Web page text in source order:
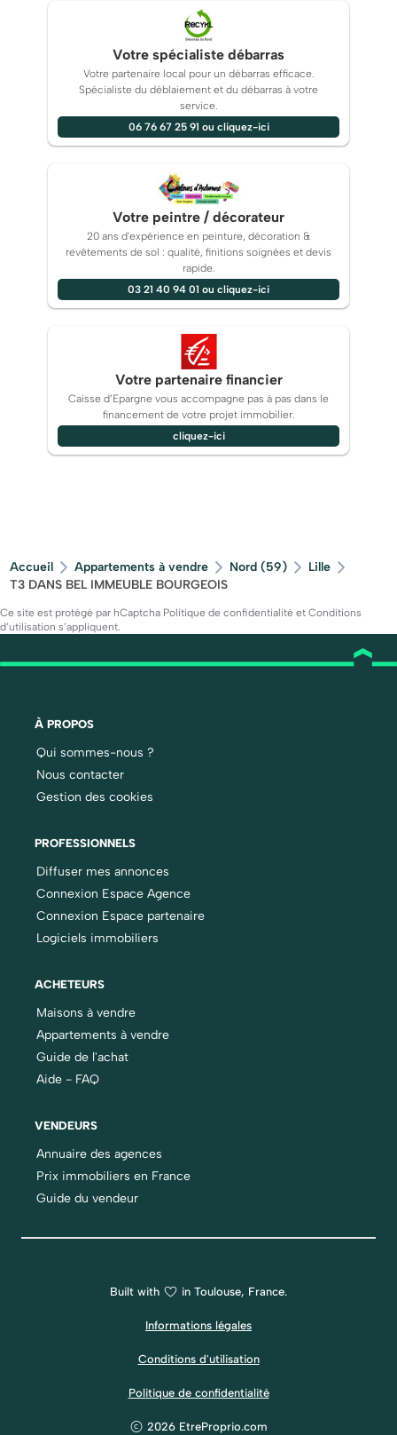
Votre spécialiste débarras
Votre partenaire local pour un débarras efficace.
Spécialiste du déblaiement et du débarras à votre
service.
06 76 67 25 91 ou cliquez-ici
Votre peintre / décorateur
20 ans d'expérience en peinture, décoration &
revêtements de sol : qualité, finitions soignées et devis
rapide.
03 21 40 94 01 ou cliquez-ici
Votre partenaire financier
Caisse d’Epargne vous accompagne pas à pas dans le
financement de votre projet immobilier.
cliquez-ici
Accueil Appartements à vendre Nord (59)
Lille
T3 DANS BEL IMMEUBLE BOURGEOIS
Ce site est protégé par hCaptcha Politique de confidentialité et Conditions
d’utilisation s’appliquent.
À PROPOS
Qui sommes-nous ?
Nous contacter
Gestion des cookies
PROFESSIONNELS
Diffuser mes annonces
Connexion Espace Agence
Connexion Espace partenaire
Logiciels immobiliers
ACHETEURS
Maisons à vendre
Appartements à vendre
Guide de l'achat
Aide - FAQ
VENDEURS
Annuaire des agences
Prix immobiliers en France
Guide du vendeur
Built with in Toulouse, France.
Informations légales
Conditions d'utilisation
Politique de confidentialité
2026 EtreProprio.com